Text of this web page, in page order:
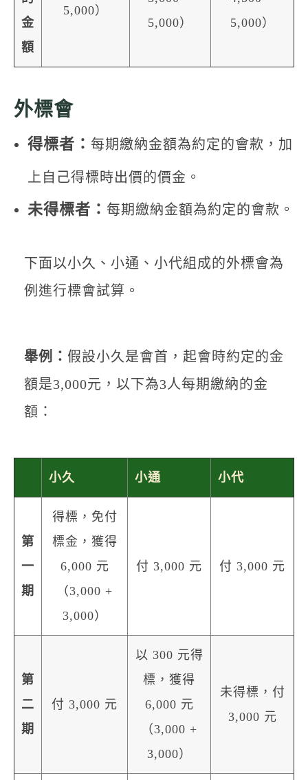
金
額
5,000）
5,000）
5,000）
外標會
得標者： 每期繳納金額為約定的會款，加
上自己得標時出價的價金。
未得標者： 每期繳納金額為約定的會款。
下面以小久、小通、小代組成的外標會為
例進行標會試算。
舉例： 假設小久是會首，起會時約定的金
額是3,000元，以下為3人每期繳納的金
額：
小久 小通 小代
第
一
期
得標，免付
標金，獲得
6,000 元
（3,000 +
3,000）
付 3,000 元 付 3,000 元
第
二
期
付 3,000 元
以 300 元得
標，獲得
6,000 元
（3,000 +
3,000）
未得標，付
3,000 元